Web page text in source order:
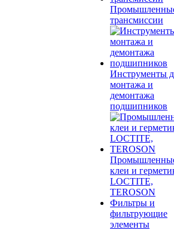
трансмиссии
Инструменты
монтажа и
демонтажа
подшипников
клеи и
LOCTITE,
TEROSON
Фильтры и
фильтрующие
элементы